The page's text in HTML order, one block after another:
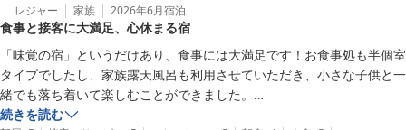
レジャー 家族 2026年6月宿泊
食事と接客に大満足、心休まる宿
「味覚の宿」というだけあり、食事には大満足です！お食事処も半個室
タイプでしたし、家族露天風呂も利用させていただき、小さな子供と一
緒でも落ち着いて楽しむことができました。
何より接客がすごくよく、心休まる時間をありがとうございました。
続きを読む